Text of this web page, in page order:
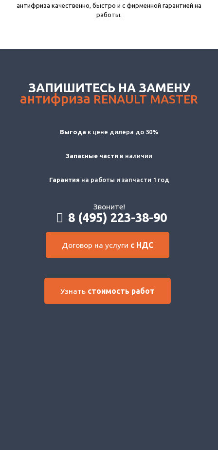
антифриза качественно, быстро и с фирменной гарантией на
работы.
ЗАПИШИТЕСЬ НА ЗАМЕНУ
антифриза RENAULT MASTER
Выгода к цене дилера до 30%
Запасные части в наличии
Гарантия на работы и запчасти 1 год
Звоните!
8 (495) 223-38-90
Договор на услуги с НДС
Узнать стоимость работ